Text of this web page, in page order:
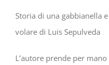
Storia di una gabbianella
volare di Luis Sepulveda
L’autore prende per